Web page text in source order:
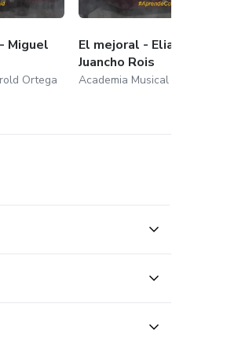
Miguel
Ortega
El mejoral - Elias Rosado y
Juancho Rois
Academia Musical Harold Ortega